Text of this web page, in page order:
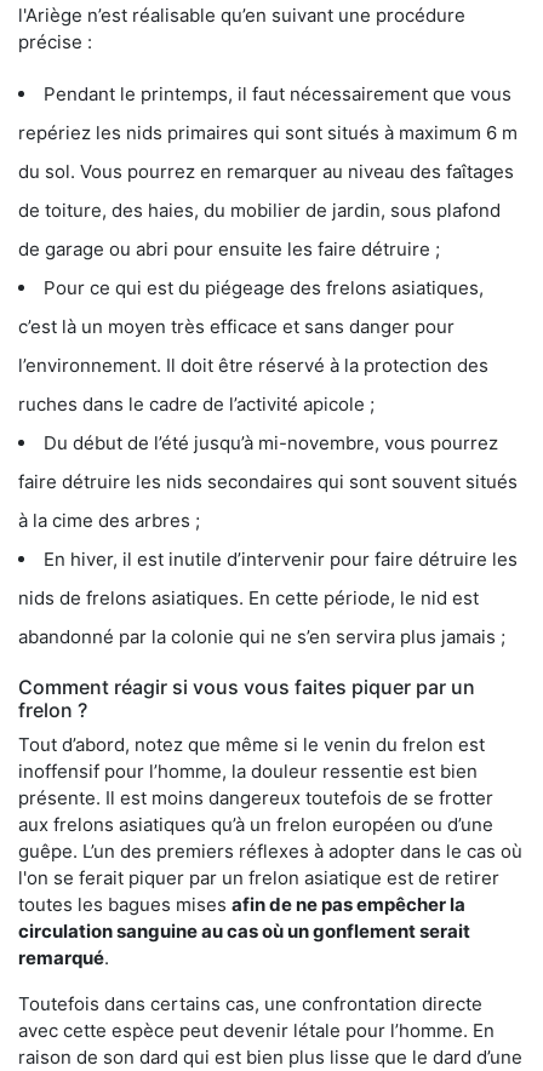
l'Ariège n’est réalisable qu’en suivant une procédure
précise :
Pendant le printemps, il faut nécessairement que vous
repériez les nids primaires qui sont situés à maximum 6 m
du sol. Vous pourrez en remarquer au niveau des faîtages
de toiture, des haies, du mobilier de jardin, sous plafond
de garage ou abri pour ensuite les faire détruire ;
Pour ce qui est du piégeage des frelons asiatiques,
c’est là un moyen très efficace et sans danger pour
l’environnement. Il doit être réservé à la protection des
ruches dans le cadre de l’activité apicole ;
Du début de l’été jusqu’à mi-novembre, vous pourrez
faire détruire les nids secondaires qui sont souvent situés
à la cime des arbres ;
En hiver, il est inutile d’intervenir pour faire détruire les
nids de frelons asiatiques. En cette période, le nid est
abandonné par la colonie qui ne s’en servira plus jamais ;
Comment réagir si vous vous faites piquer par un
frelon ?
Tout d’abord, notez que même si le venin du frelon est
inoffensif pour l’homme, la douleur ressentie est bien
présente. Il est moins dangereux toutefois de se frotter
aux frelons asiatiques qu’à un frelon européen ou d’une
guêpe. L’un des premiers réflexes à adopter dans le cas où
l'on se ferait piquer par un frelon asiatique est de retirer
toutes les bagues mises afin de ne pas empêcher la
circulation sanguine au cas où un gonflement serait
remarqué.
Toutefois dans certains cas, une confrontation directe
avec cette espèce peut devenir létale pour l’homme. En
raison de son dard qui est bien plus lisse que le dard d’une